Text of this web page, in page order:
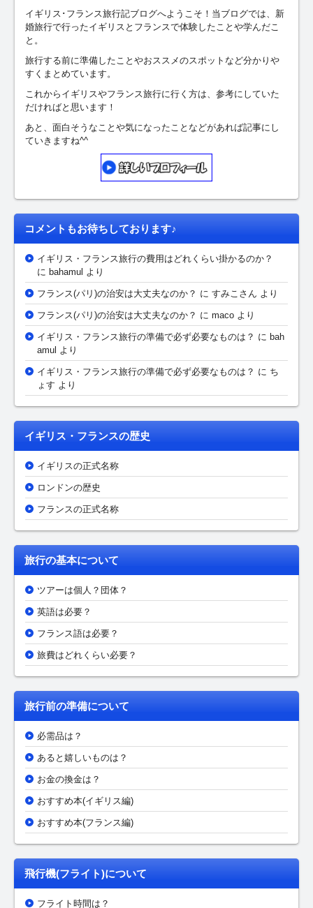
イギリス･フランス旅行記ブログへようこそ！当ブログでは、新
婚旅行で行ったイギリスとフランスで体験したことや学んだこ
と。
旅行する前に準備したことやおススメのスポットなど分かりや
すくまとめています。
これからイギリスやフランス旅行に行く方は、参考にしていた
だければと思います！
あと、面白そうなことや気になったことなどがあれば記事にし
ていきますね^^
コメントもお待ちしております♪
イギリス・フランス旅行の費用はどれくらい掛かるのか？
に bahamul より
フランス(パリ)の治安は大丈夫なのか？ に すみこさん より
フランス(パリ)の治安は大丈夫なのか？ に maco より
イギリス・フランス旅行の準備で必ず必要なものは？ に bah
amul より
イギリス・フランス旅行の準備で必ず必要なものは？ に ち
ょす より
イギリス・フランスの歴史
イギリスの正式名称
ロンドンの歴史
フランスの正式名称
旅行の基本について
ツアーは個人？団体？
英語は必要？
フランス語は必要？
旅費はどれくらい必要？
旅行前の準備について
必需品は？
あると嬉しいものは？
お金の換金は？
おすすめ本(イギリス編)
おすすめ本(フランス編)
飛行機(フライト)について
フライト時間は？